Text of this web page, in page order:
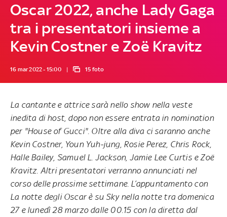
Oscar 2022, anche Lady Gaga
tra i presentatori insieme a
Kevin Costner e Zoë Kravitz
16 mar 2022 - 15:00 15 foto
La cantante e attrice sarà nello show nella veste
inedita di host, dopo non essere entrata in nomination
per "House of Gucci". Oltre alla diva ci saranno anche
Kevin Costner, Youn Yuh-jung, Rosie Perez, Chris Rock,
Halle Bailey, Samuel L. Jackson, Jamie Lee Curtis e Zoë
Kravitz. Altri presentatori verranno annunciati nel
corso delle prossime settimane. L’appuntamento con
La notte degli Oscar è su Sky nella notte tra domenica
27 e lunedì 28 marzo dalle 00.15 con la diretta dal